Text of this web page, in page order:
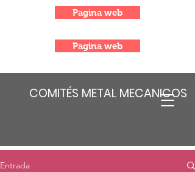
COMITÉS METAL MECANICOS
Pagina web
Pagina web
Entrada